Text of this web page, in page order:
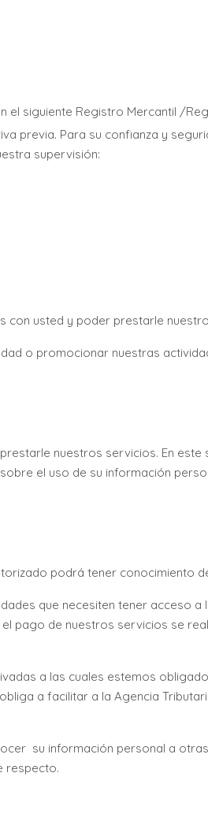
el siguiente Registro Mercantil /
previa. Para su confianza y
supervisión:
con usted y poder prestarle
o promocionar nuestras
nuestros servicios. En este
el uso de su información
podrá tener conocimiento
que necesiten tener acceso a
pago de nuestros servicios se
a las cuales estemos
a facilitar a la Agencia
su información personal a
respecto.